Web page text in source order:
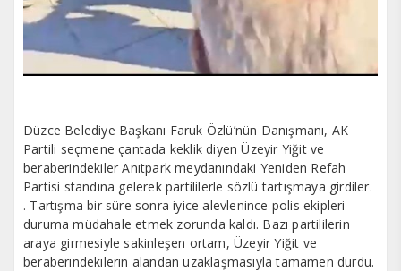
Düzce Belediye Başkanı Faruk Özlü’nün Danışmanı, AK
Partili seçmene çantada keklik diyen Üzeyir Yiğit ve
beraberindekiler Anıtpark meydanındaki Yeniden Refah
Partisi standına gelerek partililerle sözlü tartışmaya girdiler.
. Tartışma bir süre sonra iyice alevlenince polis ekipleri
duruma müdahale etmek zorunda kaldı. Bazı partililerin
araya girmesiyle sakinleşen ortam, Üzeyir Yiğit ve
beraberindekilerin alandan uzaklaşmasıyla tamamen durdu.